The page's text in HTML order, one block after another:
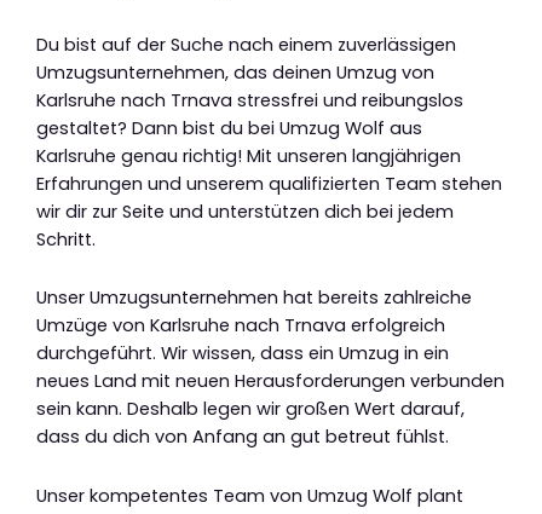
Du bist auf der Suche nach einem zuverlässigen
Umzugsunternehmen, das deinen Umzug von
Karlsruhe nach Trnava stressfrei und reibungslos
gestaltet? Dann bist du bei Umzug Wolf aus
Karlsruhe genau richtig! Mit unseren langjährigen
Erfahrungen und unserem qualifizierten Team stehen
wir dir zur Seite und unterstützen dich bei jedem
Schritt.
Unser Umzugsunternehmen hat bereits zahlreiche
Umzüge von Karlsruhe nach Trnava erfolgreich
durchgeführt. Wir wissen, dass ein Umzug in ein
neues Land mit neuen Herausforderungen verbunden
sein kann. Deshalb legen wir großen Wert darauf,
dass du dich von Anfang an gut betreut fühlst.
Unser kompetentes Team von Umzug Wolf plant